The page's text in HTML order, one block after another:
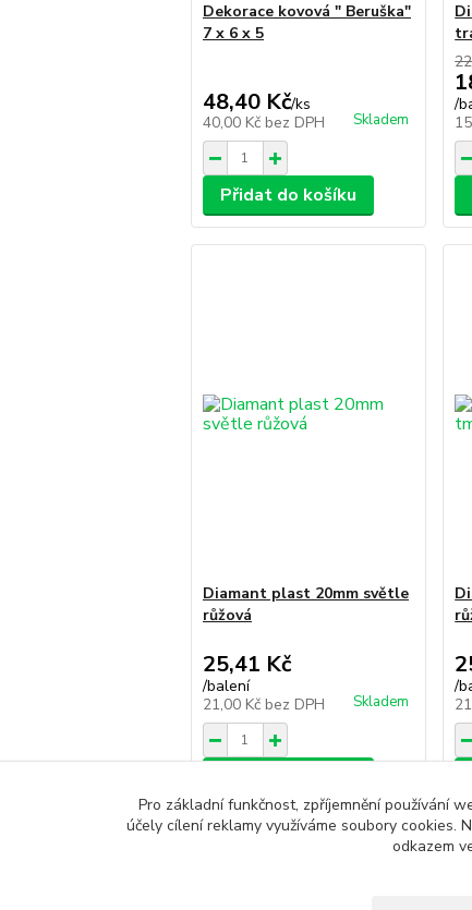
Dekorace kovová " Beruška"
7 x 6 x 5
48,40 Kč/ks
40,00 Kč bez DPH Skladem
Přidat do košíku
/
Diamant plast 20mm světle
růžová
25,41 Kč
/balení
21,00 Kč bez DPH Skladem
/
Pro základní funkčnost, zpříjemnění používání
účely cílení reklamy využíváme soubory cookies.
odkazem